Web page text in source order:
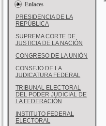
Enlaces
PRESIDENCIA DE LA
REPÚBLICA
SUPREMA CORTE DE
JUSTICIA DE LA NACIÓN
CONGRESO DE LA UNIÓN
CONSEJO DE LA
JUDICATURA FEDERAL
TRIBUNAL ELECTORAL
DEL PODER JUDICIAL DE
LA FEDERACIÓN
INSTITUTO FEDERAL
ELECTORAL